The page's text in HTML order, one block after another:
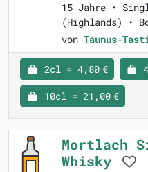
15 Jahre •
(Highlands) •
von Taunus-
2cl = 4,80 €
10cl = 21,00 €
Mortlach
Whisky